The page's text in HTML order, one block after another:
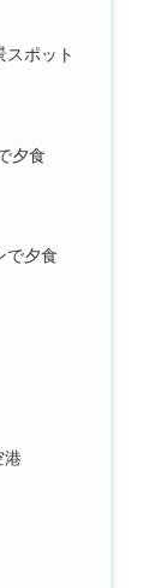
ポット
夕食
で夕食